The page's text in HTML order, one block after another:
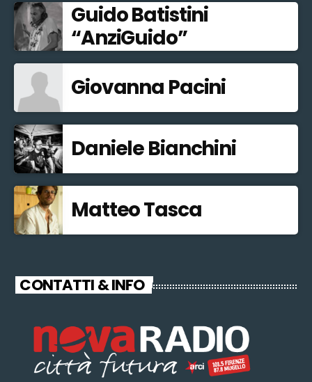
Guido Batistini
“AnziGuido”
Giovanna Pacini
Daniele Bianchini
Matteo Tasca
CONTATTI & INFO